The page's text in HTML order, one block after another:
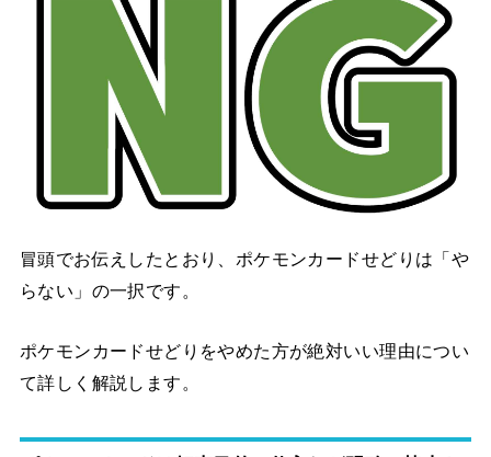
冒頭でお伝えしたとおり、ポケモンカードせどりは「や
らない」の一択です。
ポケモンカードせどりをやめた方が絶対いい理由につい
て詳しく解説します。